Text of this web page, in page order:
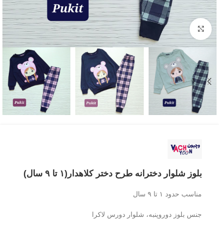
بزرگنمایی تصویر
بلوز شلوار دخترانه طرح دختر کلاهدار(۱ تا ۹ سال)
مناسب حدود ۱ تا ۹ سال
جنس بلوز دوروپنبه، شلوار دورس لاکرا